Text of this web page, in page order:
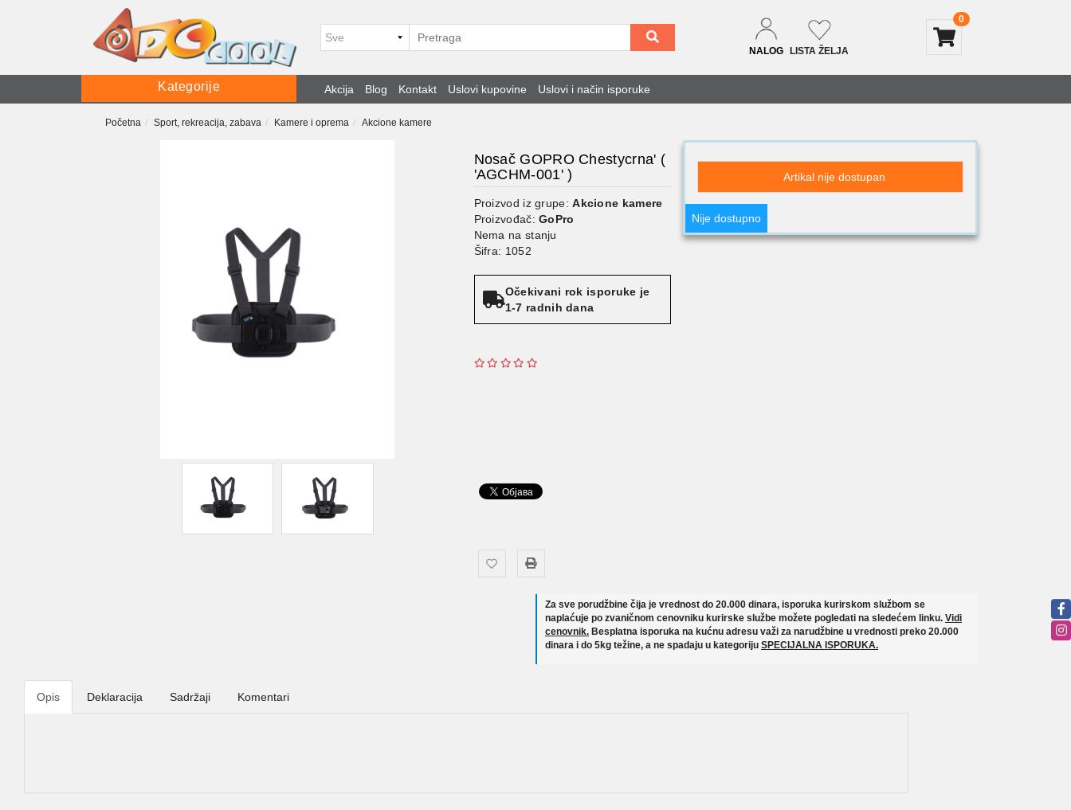
NALOG LISTA ŽELJA
0
Kategorije Akcija Blog Kontakt Uslovi kupovine Uslovi i način isporuke
Početna Sport, rekreacija, zabava Kamere i oprema Akcione kamere
Nosač GOPRO Chestycrna' (
'AGCHM-001' )
Proizvod iz grupe:Akcione kamere
Proizvođač:GoPro
Nema na stanju
Šifra: 1052
Očekivani rok isporuke je
1-7 radnih dana
Artikal nije dostupan
Nije dostupno
Za sve porudžbine čija je vrednost do 20.000 dinara, isporuka kurirskom službom se
naplaćuje po zvaničnom cenovniku kurirske službe možete pogledati na sledećem linku. Vidi
cenovnik. Besplatna isporuka na kućnu adresu važi za narudžbine u vrednosti preko 20.000
dinara i do 5kg težine, a ne spadaju u kategoriju SPECIJALNA ISPORUKA.
Opis Deklaracija Sadržaji Komentari